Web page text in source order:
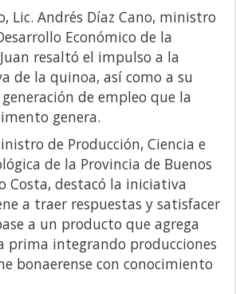
Lic. Andrés Díaz Cano, ministro
Económico de la
resaltó el impulso a la
de la quinoa, así como a su
de empleo que la
genera.
de Producción, Ciencia e
de la Provincia de Buenos
Costa, destacó la iniciativa
a traer respuestas y satisfacer
a un producto que agrega
prima integrando producciones
bonaerense con conocimiento